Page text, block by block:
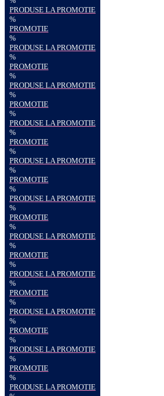
PRODUSE LA PROMOTIE
%
PROMOTIE
%
PRODUSE LA PROMOTIE
%
PROMOTIE
%
PRODUSE LA PROMOTIE
%
PROMOTIE
%
PRODUSE LA PROMOTIE
%
PROMOTIE
%
PRODUSE LA PROMOTIE
%
PROMOTIE
%
PRODUSE LA PROMOTIE
%
PROMOTIE
%
PRODUSE LA PROMOTIE
%
PROMOTIE
%
PRODUSE LA PROMOTIE
%
PROMOTIE
%
PRODUSE LA PROMOTIE
%
PROMOTIE
%
PRODUSE LA PROMOTIE
%
PROMOTIE
%
PRODUSE LA PROMOTIE